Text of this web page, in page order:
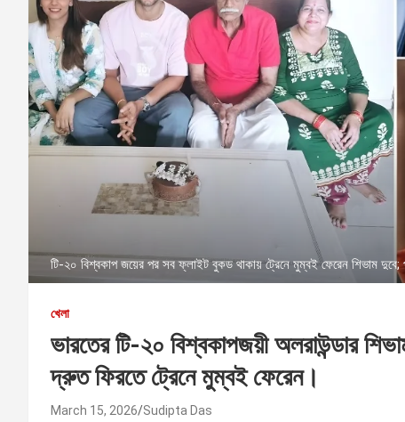
টি-২০ বিশ্বকাপ জয়ের পর সব ফ্লাইট বুকড থাকায় ট্রেনে মুম্বই ফেরেন শিভাম দুবে;
খেলা
ভারতের টি-২০ বিশ্বকাপজয়ী অলরাউন্ডার
দ্রুত ফিরতে ট্রেনে মুম্বই ফেরেন।
March 15, 2026 Sudipta Das